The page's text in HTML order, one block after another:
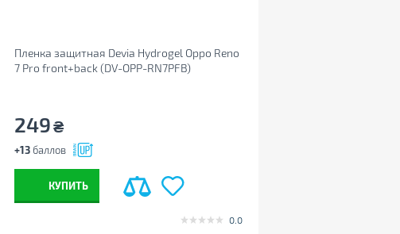
Пленка защитная Devia Hydrogel Oppo Reno
7 Pro front+back (DV-OPP-RN7PFB)
249₴
+13 баллов
КУПИТЬ
0.0